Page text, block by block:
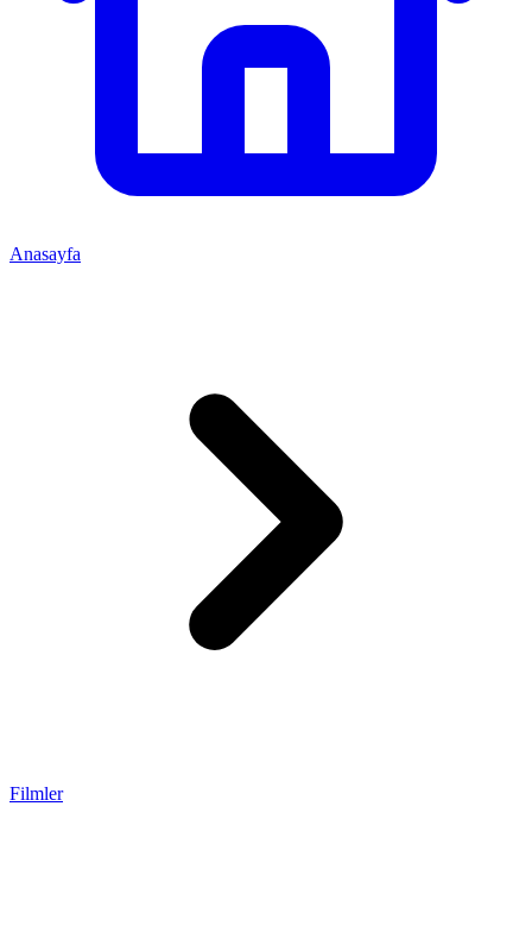
Anasayfa
Filmler